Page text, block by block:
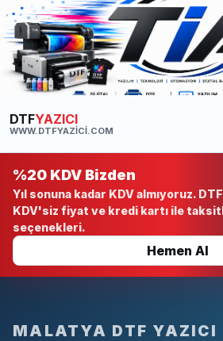
DTFYAZICI
WWW.DTFYAZICI.COM
%20 KDV Bizden
Yıl sonuna kadar KDV almıyoruz.
KDV'siz fiyat ve kredi kartı ile
seçenekleri.
Hemen Al
MALATYA DTF YAZICI